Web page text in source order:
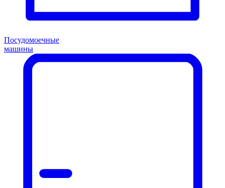
Посудомоечные
машины